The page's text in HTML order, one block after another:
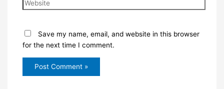
Save my name, email, and website in this browser
for the next time I comment.